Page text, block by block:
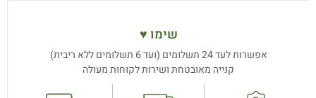
שימו ♥
אפשרות לעד 24 תשלומים (ועד 6 תשלומים ללא ריבית)
קנייה מאובטחת ושירות לקוחות מעולה